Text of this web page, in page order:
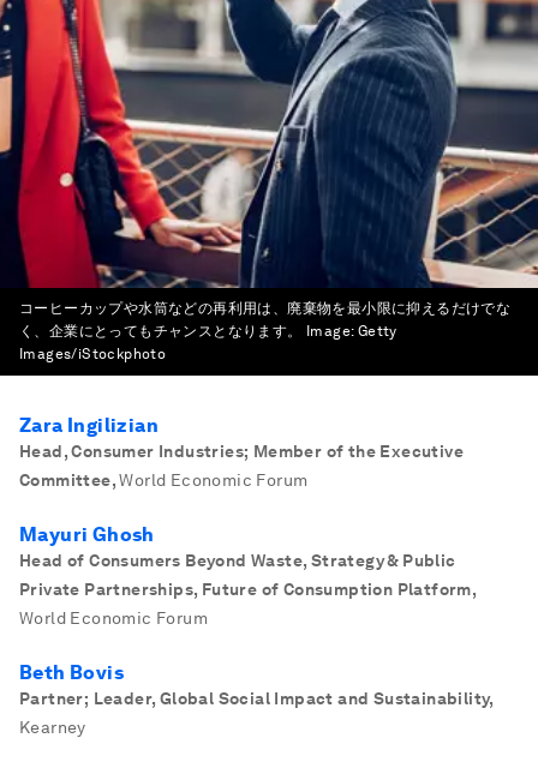
コーヒーカップや水筒などの再利用は、廃棄物を最小限に抑えるだけでな
く、企業にとってもチャンスとなります。
Image: Getty
Images/iStockphoto
Zara Ingilizian
Head, Consumer Industries; Member of the Executive
Committee, World Economic Forum
Mayuri Ghosh
Head of Consumers Beyond Waste, Strategy & Public
Private Partnerships, Future of Consumption Platform,
World Economic Forum
Beth Bovis
Partner; Leader, Global Social Impact and Sustainability,
Kearney